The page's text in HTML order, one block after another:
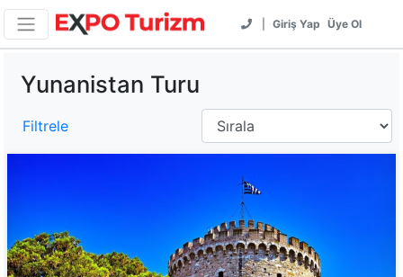
Giriş Yap Üye Ol
Yunanistan Turu
Filtrele